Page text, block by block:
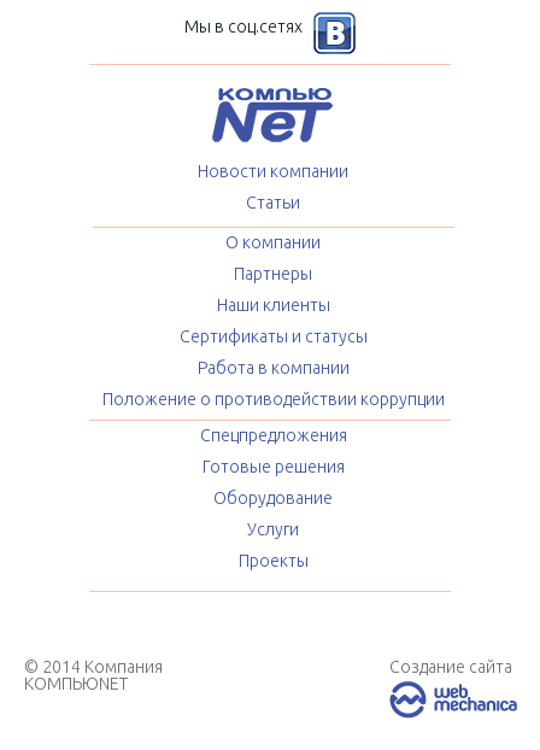
Мы в соц.сетях
Новости компании
Статьи
О компании
Партнеры
Наши клиенты
Сертификаты и статусы
Работа в компании
Положение о противодействии коррупции
Спецпредложения
Готовые решения
Оборудование
Услуги
Проекты
© 2014 Компания
КОМПЬЮNET
Создание сайта